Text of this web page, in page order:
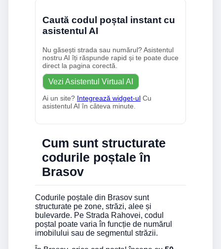
Caută codul poștal instant cu
asistentul AI
Nu găsești strada sau numărul? Asistentul
nostru AI îți răspunde rapid și te poate duce
direct la pagina corectă.
Vezi Asistentul Virtual AI
Ai un site? Integrează widget-ul Cu
asistentul AI în câteva minute.
Cum sunt structurate
codurile poștale în
Brasov
Codurile poștale din Brasov sunt
structurate pe zone, străzi, alee și
bulevarde. Pe Strada Rahovei, codul
poștal poate varia în funcție de numărul
imobilului sau de segmentul străzii.